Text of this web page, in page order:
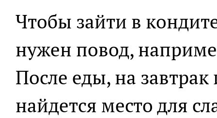
Чтобы зайти в
нужен повод,
После еды, на
найдется место для